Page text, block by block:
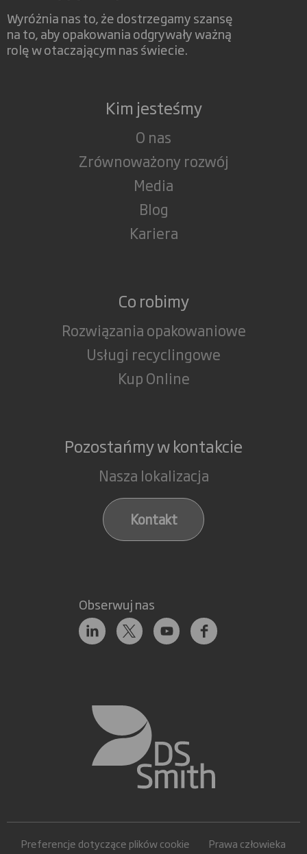
Wyróżnia nas to, że dostrzegamy szansę
na to, aby opakowania odgrywały ważną
rolę w otaczającym nas świecie.
Kim jesteśmy
O nas
Zrównoważony rozwój
Media
Blog
Kariera
Co robimy
Rozwiązania opakowaniowe
Usługi recyclingowe
Kup Online
Pozostańmy w kontakcie
Nasza lokalizacja
Kontakt
Obserwuj nas
Preferencje dotyczące plików cookie Prawa człowieka